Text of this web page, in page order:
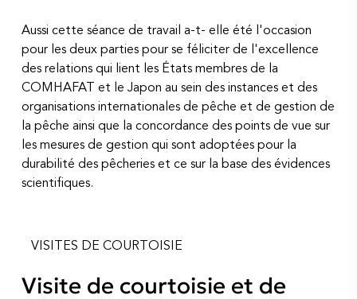
Aussi cette séance de travail a-t- elle été l'occasion
pour les deux parties pour se féliciter de l'excellence
des relations qui lient les États membres de la
COMHAFAT et le Japon au sein des instances et des
organisations internationales de pêche et de gestion de
la pêche ainsi que la concordance des points de vue sur
les mesures de gestion qui sont adoptées pour la
durabilité des pêcheries et ce sur la base des évidences
scientifiques.
VISITES DE COURTOISIE
Visite de courtoisie et de